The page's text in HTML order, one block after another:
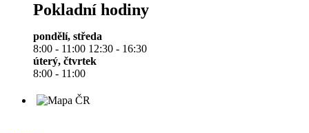
Pokladní hodiny
pondělí, středa
8:00 - 11:00 12:30 - 16:30
úterý, čtvrtek
8:00 - 11:00